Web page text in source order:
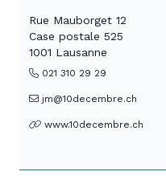
Rue Mauborget 12
Case postale 525
1001 Lausanne
021 310 29 29
jm@10decembre.ch
www.10decembre.ch